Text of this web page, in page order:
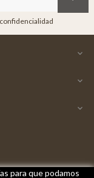



para que podamos